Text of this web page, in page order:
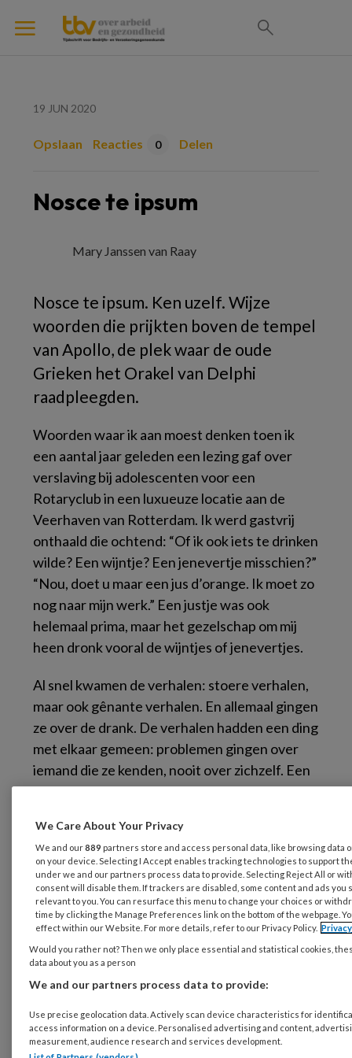
19 JUN 2020
Opslaan Reacties 0 Delen
Nosce te ipsum
Mary Janssen van Raay
Nosce te ipsum. Ken uzelf. Wijze
woorden die prijkten boven de tempel
van Apollo, de plek waar de oude
Grieken het Orakel van Delphi
raadpleegden.
Woorden waar ik aan moest denken toen ik
een aantal jaar geleden een lezing gaf over
verslaving bij adolescenten voor een
Rotaryclub in een luxueuze locatie aan de
Veerhaven van Rotterdam. Ik werd gastvrij
onthaald die ochtend: “Of ik ook iets te drinken
wilde? Een wijntje? Een jenevertje misschien?”
“Nou, doet u maar een jus d’orange. Ik moet zo
nog naar mijn werk.” Een justje was ook
helemaal prima, maar het gezelschap om mij
heen dronk vooral de wijntjes of jenevertjes.
Al snel kwamen de verhalen: stoere verhalen,
maar ook gênante verhalen. En allemaal gingen
ze over de drank. De verhalen hadden een ding
met elkaar gemeen: problemen gingen over
iemand die ze kenden, nooit over zichzelf. Een
enkel verhaal ging over een incident met een
Mary Janssen van Raay is
verslavingsarts en hoofd opleiding
bij MIAM, Radboudumc Nijmegen
mijn grondhouding naar alcoholgebruik was
veranderd sinds ik in de verslavingszorg werk.
We Care About Your Privacy
We and our889 partners store and access personal data, like browsing data
on your device. Selecting I Accept enables tracking technologies to support
under we and our partners process data to provide. Selecting Reject All or
consent will disable them. If trackers are disabled, some content and ads you
relevant to you. You can resurface this menu to change your choices or
time by clicking the Manage Preferences link on the bottom of the webpage.
effect within our Website. For more details, refer to our Privacy Policy.
Would you rather not? Then we only place essential and statistical cookies,
data about you as a person
We and our partners process data to provide:
Use precise geolocation data. Actively scan device characteristics for
access information on a device. Personalised advertising and content,
measurement, audience research and services development.